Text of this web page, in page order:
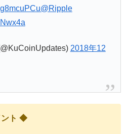
@Ripple
2018年12
ント ◆